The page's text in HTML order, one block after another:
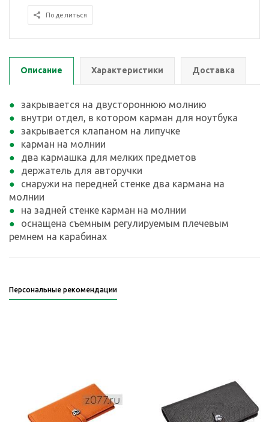
Поделиться
Описание Характеристики Доставка
закрывается на двустороннюю молнию
внутри отдел, в котором карман для ноутбука
закрывается клапаном на липучке
карман на молнии
два кармашка для мелких предметов
держатель для авторучки
снаружи на передней стенке два кармана на
молнии
на задней стенке карман на молнии
оснащена съемным регулируемым плечевым
ремнем на карабинах
Персональные рекомендации